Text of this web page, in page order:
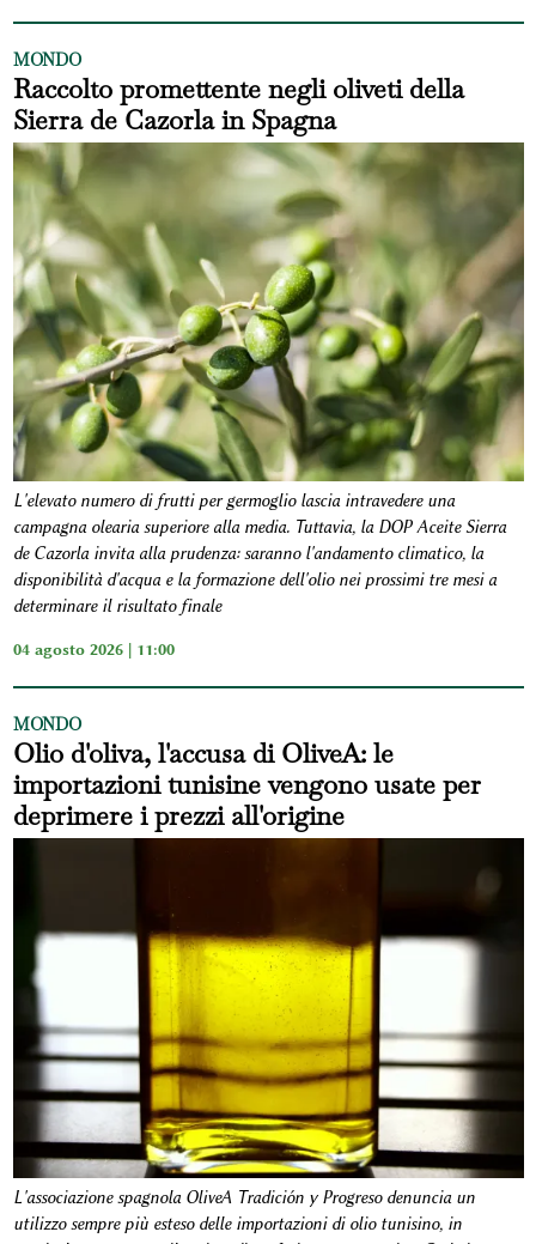
MONDO
Raccolto promettente negli oliveti della
Sierra de Cazorla in Spagna
L'elevato numero di frutti per germoglio lascia intravedere una
campagna olearia superiore alla media. Tuttavia, la DOP Aceite Sierra
de Cazorla invita alla prudenza: saranno l'andamento climatico, la
disponibilità d'acqua e la formazione dell'olio nei prossimi tre mesi a
determinare il risultato finale
04 agosto 2026 | 11:00
MONDO
Olio d'oliva, l'accusa di OliveA: le
importazioni tunisine vengono usate per
deprimere i prezzi all'origine
L'associazione spagnola OliveA Tradición y Progreso denuncia un
utilizzo sempre più esteso delle importazioni di olio tunisino, in